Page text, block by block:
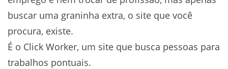
buscar uma graninha extra, o site que você
procura, existe.
É o Click Worker, um site que busca pessoas para
trabalhos pontuais.